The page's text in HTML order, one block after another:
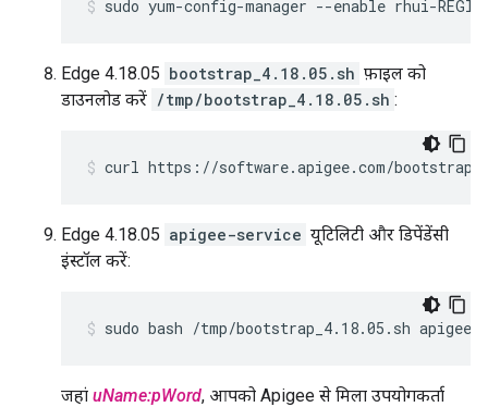
sudo yum-config-manager --enable rhui-
Edge 4.18.05 bootstrap_4.18.05.sh फ़ाइल को
डाउनलोड करें /tmp/bootstrap_4.18.05.sh :
curl https://software.apigee.com/
Edge 4.18.05 apigee-service यूटिलिटी और डिपेंडेंसी
इंस्टॉल करें:
sudo bash /tmp/bootstrap_4.18.05.sh
जहां uName:pWord, आपको Apigee से मिला उपयोगकर्ता